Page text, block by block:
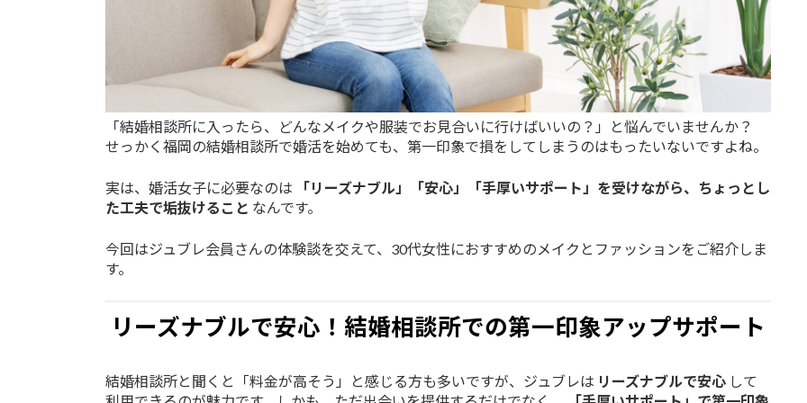
「結婚相談所に入ったら、どんなメイクや服装でお見合いに行けばいいの？」と悩んでいませんか？
せっかく福岡の結婚相談所で婚活を始めても、第一印象で損をしてしまうのはもったいないですよね。
実は、婚活女子に必要なのは
「リーズナブル」「安心」「手厚いサポート」を受けながら、ちょっとし
た工夫で垢抜けること なんです。
今回はジュブレ会員さんの体験談を交えて、30代女性におすすめのメイクとファッションをご紹介しま
す。
リーズナブルで安心！結婚相談所での第一印象アップサポート
結婚相談所と聞くと「料金が高そう」と感じる方も多いですが、ジュブレは リーズナブルで安心 して